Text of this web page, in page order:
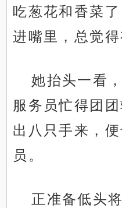
吃葱花和香菜
进嘴里，总觉得
她抬头一看
服务员忙得团
出八只手来，
员。
正准备低头